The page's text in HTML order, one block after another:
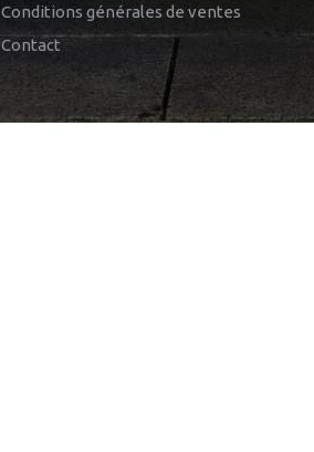
Conditions générales de ventes
Contact